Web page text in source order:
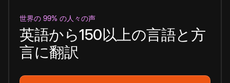
世界の 99% の人々の声
英語から150以上の言語と方
言に翻訳